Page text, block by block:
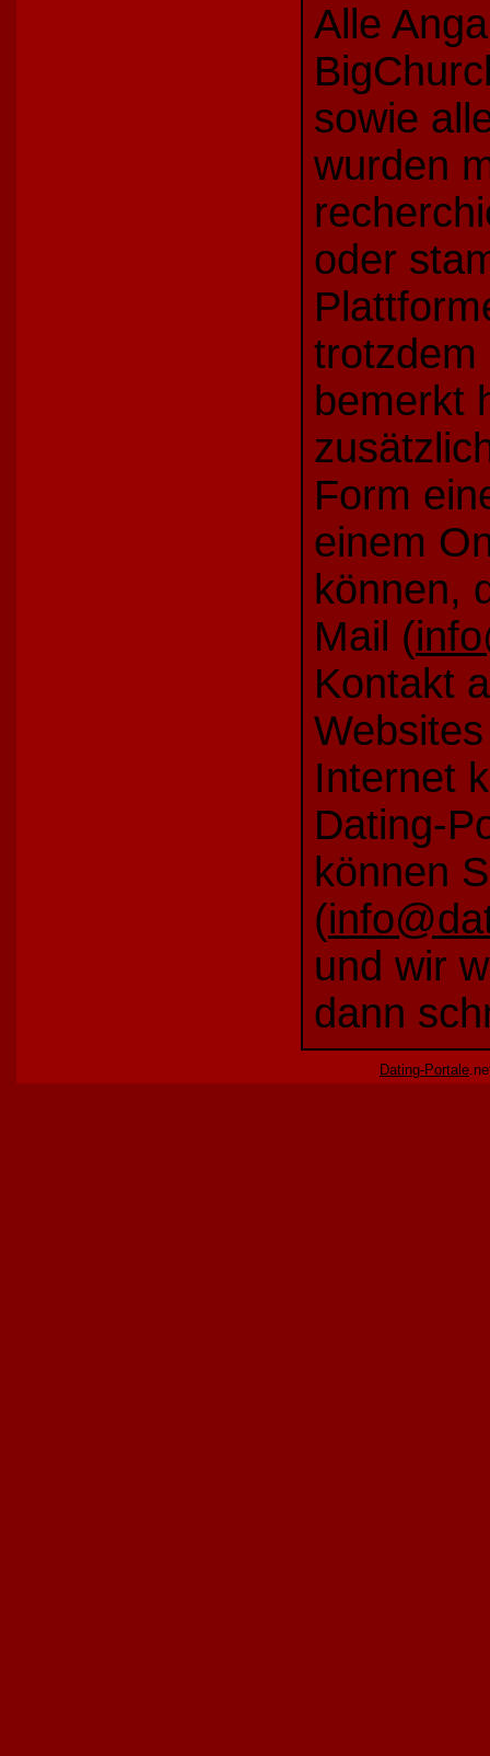
Alle
sowie
wurden
oder
trotzdem
bemerkt
Form
einem
können,
Mail (
Kontakt
Internet
Dating-
können S
(
und wir
dann
Dating-Portale